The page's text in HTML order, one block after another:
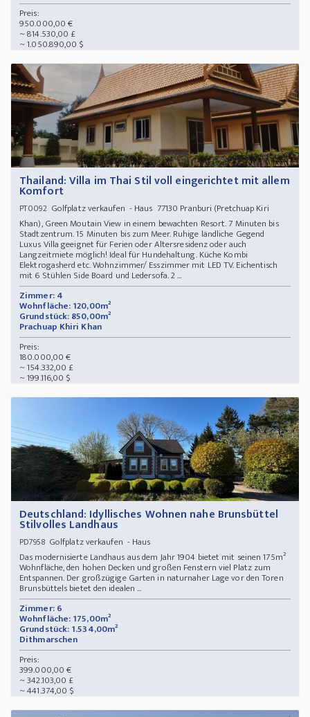
Preis:
950.000,00 €
~ 814.530,00 £
~ 1.050.890,00 $
Thailand: Villa im Thai Stil voll eingerichtet mit allem
Komfort
PT0092Golfplatz verkaufen - Haus 77130 Pranburi (Pretchuap Kiri
Khan), Green Moutain View in einem bewachten Resort. 7 Minuten bis
Stadtzentrum. 15 Minuten bis zum Meer. Ruhige ländliche Gegend
Luxus Villa geeignet für Ferien oder Altersresidenz oder auch
Langzeitmiete möglich! Ideal für Hundehaltung. Küche Kombi
Elektrogasherd etc. Wohnzimmer/ Esszimmer mit LED TV. Eichentisch
mit 6 Stühlen Side Board und Ledersofa. 2 ...
Zimmer: 4
Wohnfläche: 120,00m²
Grundstück: 850,00m²
Prachuap Khiri Khan
Preis:
180.000,00 €
~ 154.332,00 £
~ 199.116,00 $
Deutschland: Idyllisches Wohnen nahe Brunsbüttel
Stilvolles Landhaus
PD7958Golfplatz verkaufen - Haus
Das modernisierte Landhaus aus dem Jahr 1904 bietet mit seinen 175m²
Wohnfläche, den hohen Decken und großen Fenstern viel Platz zum
Entspannen. Der großzügige Garten in naturnaher Lage vor den Toren
Brunsbüttels bietet den idealen ...
Zimmer: 6
Wohnfläche: 175,00m²
Grundstück: 1.534,00m²
Dithmarschen
Preis:
399.000,00 €
~ 342.103,00 £
~ 441.374,00 $